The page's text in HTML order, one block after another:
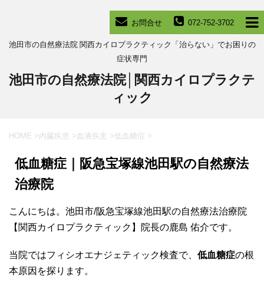
072-752-3702
お問合せ
池田市の自然療法院 関西カイロプラクティック「治らない」でお困りの
症状専門
池田市の自然療法院│関西カイロプラクテ
ィック
HOME >内臓疾患 > 血液疾患 >低血糖症 >
低血糖症｜阪急宝塚線池田駅の自然療法
治療院
こんにちは。池田市/阪急宝塚線池田駅の自然療法治療院
【関西カイロプラクティック】院長の鹿島 佑介です。
当院ではフィシオエナジェティック検査で、 低血糖症の根
本原因を探ります。